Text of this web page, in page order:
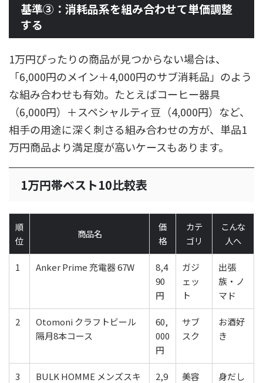
基準③：消耗品系を組み合わせて単価調整
する
1万円ぴったりの商品が見つからない場合は、
「6,000円のメイン＋4,000円のサブ消耗品」のよう
な組み合わせも有効。たとえばコーヒー器具
（6,000円）＋スペシャルティ豆（4,000円）など、
相手の用途に深く刺さる組み合わせの方が、単品1
万円商品より満足度が高いケースもあります。
1万円帯ベスト10比較表
順
位
商品名
価
格
カテ
ゴリ
こんな
人へ
1 Anker Prime 充電器 67W
8,4
90
円
ガジ
ェッ
ト
出張
族・ノ
マド
2
Otomoni クラフトビール
隔月8本コース
60,
000
円
サブ
スク
お酒好
き
3
BULK HOMME メンズスキ
2,9
美容
身だし